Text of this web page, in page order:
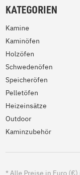
KATEGORIEN
Kamine
Kaminöfen
Holzöfen
Schwedenöfen
Speicheröfen
Pelletöfen
Heizeinsätze
Outdoor
Kaminzubehör
* Alle Preise in Euro